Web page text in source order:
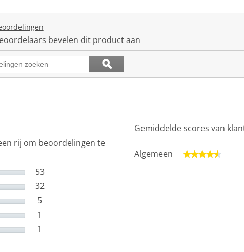
deze
actie
navigeert
u
naar
bevelen dit product aan
Onderwerpen
ϙZoeken
rij om beoordelingen te
5353 beoordelingen met 5 sterren.
Selecteer om beoordelingen te filteren met 5
3232 beoordelingen met 4 sterren.
Selecteer om beoordelingen te filteren met 4
5
1
1
Gemiddelde scores van
Algemeen ★★★★★
★★★★★